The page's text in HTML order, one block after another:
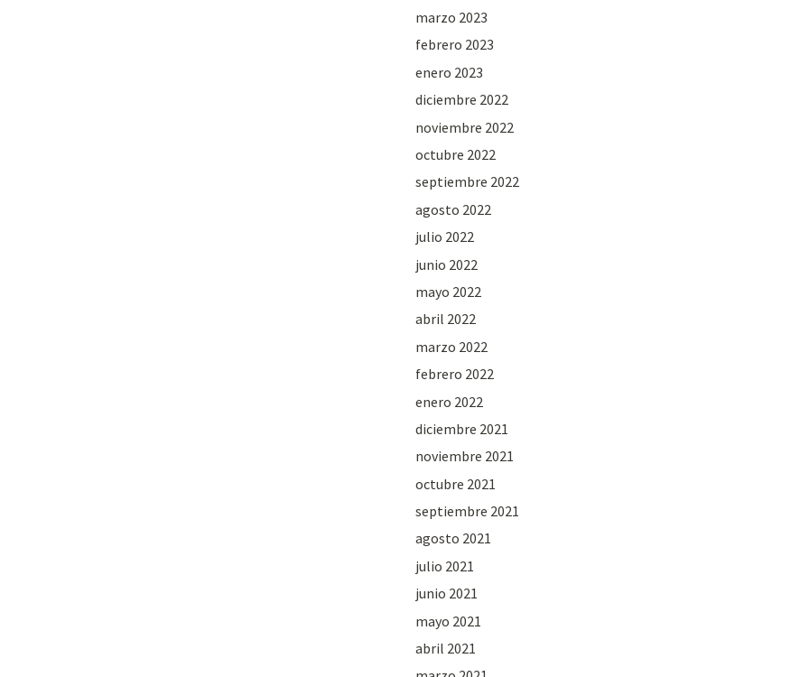
marzo 2023
febrero 2023
enero 2023
diciembre 2022
noviembre 2022
octubre 2022
septiembre 2022
agosto 2022
julio 2022
junio 2022
mayo 2022
abril 2022
marzo 2022
febrero 2022
enero 2022
diciembre 2021
noviembre 2021
octubre 2021
septiembre 2021
agosto 2021
julio 2021
junio 2021
mayo 2021
abril 2021